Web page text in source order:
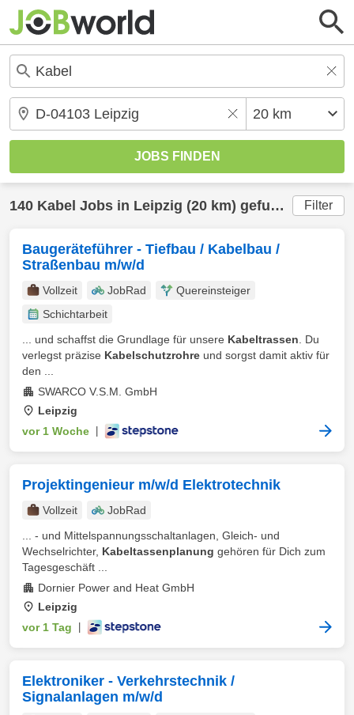
140 Kabel Jobs in Leipzig (20 km) gefunden Filter
Baugeräteführer - Tiefbau / Kabelbau /
Straßenbau m/w/d
Vollzeit JobRad
Quereinsteiger
Schichtarbeit
... und schaffst die Grundlage für unsere Kabeltrassen . Du
verlegst präzise Kabelschutzrohre und sorgst damit aktiv für
den ...
SWARCO V.S.M. GmbH
Leipzig
vor 1 Woche
Projektingenieur m/w/d Elektrotechnik
Vollzeit
JobRad
... - und Mittelspannungsschaltanlagen, Gleich- und
Wechselrichter, Kabeltassenplanung gehören für Dich zum
Tagesgeschäft ...
Dornier Power and Heat GmbH
Leipzig
vor 1 Tag
Elektroniker - Verkehrstechnik /
Signalanlagen m/w/d